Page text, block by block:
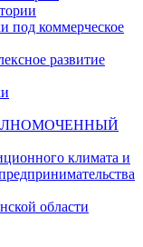
под коммерческое
развитие
климата и
области